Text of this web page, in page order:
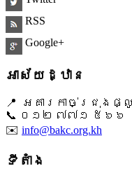
RSS
Google+
អាស័យដ្ឋាន
📍 អគារកាច់ជ្រុង
📞 ​០១២ ៧៧១ ៥៦៦
✉️ info@bakc.org.kh
ទីតាំង